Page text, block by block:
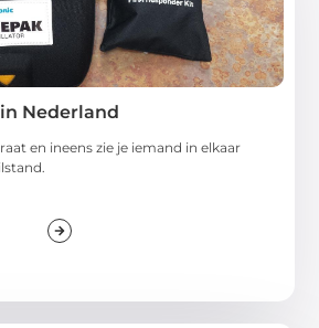
Nederland
en ineens zie je iemand in elkaar